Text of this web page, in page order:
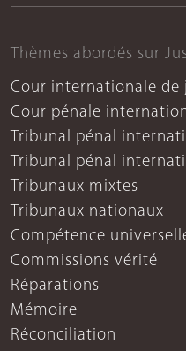
Thèmes abordés sur
Cour internationale de
Cour pénale
Tribunal pénal
Tribunal pénal
Tribunaux mixtes
Tribunaux nationaux
Compétence
Commissions vérité
Réparations
Mémoire
Réconciliation